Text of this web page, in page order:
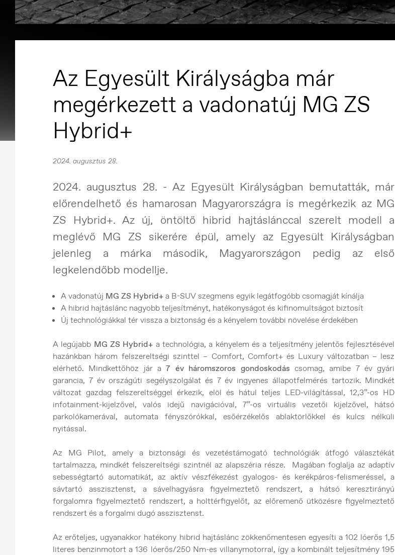
Az Egyesült Királyságba már
megérkezett a vadonatúj MG ZS
Hybrid+
2024. augusztus 28.
2024. augusztus 28. - Az Egyesült Királyságban bemutatták, már
előrendelhető és hamarosan Magyarországra is megérkezik az MG
ZS Hybrid+. Az új, öntöltő hibrid hajtáslánccal szerelt modell a
meglévő MG ZS sikerére épül, amely az Egyesült Királyságban
jelenleg a márka második, Magyarországon pedig az első
legkelendőbb modellje.
A vadonatúj MG ZS Hybrid+ a B-SUV szegmens egyik legátfogóbb csomagját kínálja
A hibrid hajtáslánc nagyobb teljesítményt, hatékonyságot és kifinomultságot biztosít
Új technológiákkal tér vissza a biztonság és a kényelem további növelése érdekében
A legújabb MG ZS Hybrid+ a technológia, a kényelem és a teljesítmény jelentős fejlesztésével
hazánkban három felszereltségi szinttel – Comfort, Comfort+ és Luxury változatban – lesz
elérhető. Mindkettőhöz jár a7 év háromszoros gondoskodás csomag, amibe 7 év gyári
garancia, 7 év országúti segélyszolgálat és 7 év ingyenes állapotfelmérés tartozik. Mindkét
változat gazdag felszereltséggel érkezik, elöl és hátul teljes LED-világítással, 12,3”-os HD
infotainment-kijelzővel, valós idejű navigációval, 7”-os virtuális vezetői kijelzővel, hátsó
parkolókamerával, automata fényszórókkal, esőérzékelős ablaktörlőkkel és kulcs nélküli
nyitással.
Az MG Pilot, amely a biztonsági és vezetéstámogató technológiák átfogó választékát
tartalmazza, mindkét felszereltségi szintnél az alapszéria része. Magában foglalja az adaptív
sebességtartó automatikát, az aktív vészfékezést gyalogos- és kerékpáros-felismeréssel, a
sávtartó asszisztenst, a sávelhagyásra figyelmeztető rendszert, a hátsó keresztirányú
forgalomra figyelmeztető rendszert, a holttérfigyelőt, az előremenő ütközésre figyelmeztető
rendszert és a forgalmi dugó asszisztenst.
Az erőteljes, ugyanakkor hatékony hibrid hajtáslánc zökkenőmentesen egyesíti a 102 lóerős 1,5
literes benzinmotort a 136 lóerős/250 Nm-es villanymotorral, így a kombinált teljesítmény 195